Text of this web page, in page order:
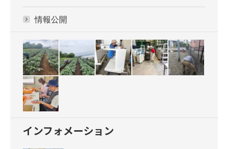
情報公開
インフォメーション